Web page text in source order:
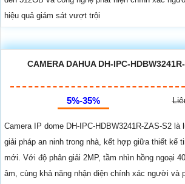
hiệu quả giám sát vượt trội
CAMERA DAHUA DH-IPC-
5%-35%
Camera IP dome DH-IPC-HDBW3241R-ZAS-S2 là
giải pháp an ninh trong nhà, kết hợp giữa thiết kế
mới. Với độ phân giải 2MP, tầm nhìn hồng ngoại
âm, cùng khả năng nhận diện chính xác người và